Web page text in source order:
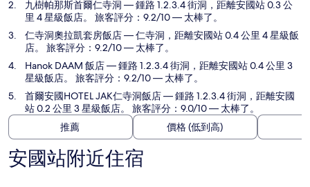
九樹帕那斯首爾仁寺洞 — 鍾路 1.2.3.4 街洞，距離安國站 0.3 公
里 4 星級飯店。 旅客評分：9.2/10 — 太棒了。
仁寺洞奧拉凱套房飯店— 仁寺洞，距離安國站 0.4 公里 4 星級飯
店。 旅客評分：9.2/10 — 太棒了。
Hanok DAAM 飯店— 鍾路 1.2.3.4 街洞，距離安國站 0.4 公里 3
星級飯店。 旅客評分：9.2/10 — 太棒了。
首爾安國HOTEL JAK仁寺洞飯店— 鍾路 1.2.3.4 街洞，距離安國
站 0.2 公里 3 星級飯店。 旅客評分：9.0/10 — 太棒了。
推薦
價格 (低到高)
安國站附近住宿